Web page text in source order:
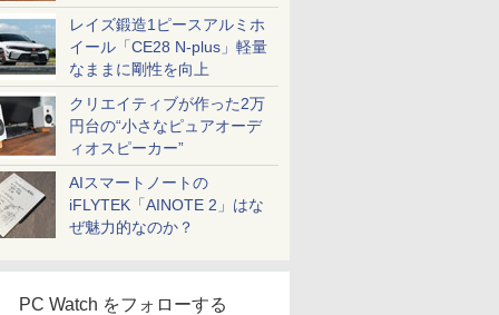
一気に聴く
レイズ鍛造1ピースアルミホ
イール「CE28 N-plus」軽量
なままに剛性を向上
クリエイティブが作った2万
円台の“小さなピュアオーデ
ィオスピーカー”
AIスマートノートの
iFLYTEK「AINOTE 2」はな
ぜ魅力的なのか？
PC Watch をフォローする